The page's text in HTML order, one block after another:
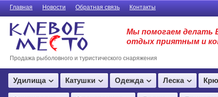
Главная Новости Обратная связь Контакты
Продажа рыболовного и туристического снаряжения
Мы помогаем делать
отдых приятным и
Удилища Катушки Одежда Леска